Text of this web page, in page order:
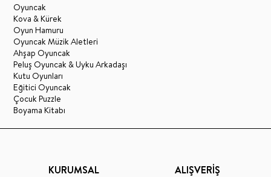
Oyuncak
Kova & Kürek
Oyun Hamuru
Oyuncak Müzik Aletleri
Ahşap Oyuncak
Peluş Oyuncak & Uyku Arkadaşı
Kutu Oyunları
Eğitici Oyuncak
Çocuk Puzzle
Boyama Kitabı
KURUMSAL ALIŞVERİŞ